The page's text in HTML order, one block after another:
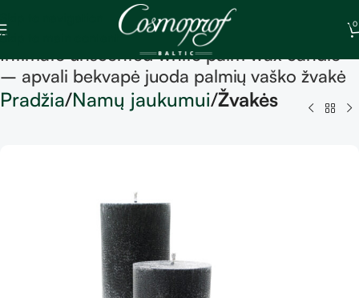
Skip to main content
0
Intimate unscented white palm wax candle
– apvali bekvapė juoda palmių vaško žvakė
Pradžia Namų jaukumui Žvakės